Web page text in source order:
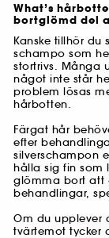
What’s
bortglömd del
Kanske tillhör du
schampo som
stortrivs. Många
något inte står
problem lösas
hårbotten.
Färgat hår
efter
silverschampon
hålla sig fin som
glömma bort att
behandlingar,
Om du upplever
tvärtemot tycker